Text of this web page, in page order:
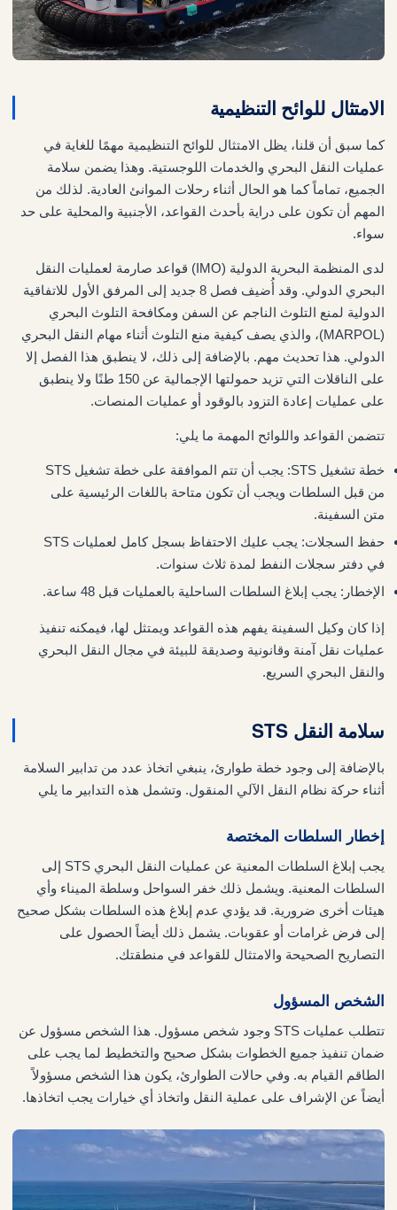
الامتثال للوائح التنظيمية
كما سبق أن قلنا، يظل الامتثال للوائح التنظيمية مهمًا للغاية في
عمليات النقل البحري والخدمات اللوجستية. وهذا يضمن سلامة
الجميع، تماماً كما هو الحال أثناء رحلات الموانئ العادية. لذلك من
المهم أن تكون على دراية بأحدث القواعد، الأجنبية والمحلية على حد
سواء.
لدى المنظمة البحرية الدولية (IMO) قواعد صارمة لعمليات النقل
البحري الدولي. وقد أُضيف فصل 8 جديد إلى المرفق الأول للاتفاقية
الدولية لمنع التلوث الناجم عن السفن ومكافحة التلوث البحري
(MARPOL)، والذي يصف كيفية منع التلوث أثناء مهام النقل البحري
الدولي. هذا تحديث مهم. بالإضافة إلى ذلك، لا ينطبق هذا الفصل إلا
على الناقلات التي تزيد حمولتها الإجمالية عن 150 طنًا ولا ينطبق
على عمليات إعادة التزود بالوقود أو عمليات المنصات.
تتضمن القواعد واللوائح المهمة ما يلي:
خطة تشغيل STS: يجب أن تتم الموافقة على خطة تشغيل STS
من قبل السلطات ويجب أن تكون متاحة باللغات الرئيسية على
متن السفينة.
حفظ السجلات: يجب عليك الاحتفاظ بسجل كامل لعمليات STS
في دفتر سجلات النفط لمدة ثلاث سنوات.
الإخطار: يجب إبلاغ السلطات الساحلية بالعمليات قبل 48 ساعة.
إذا كان وكيل السفينة يفهم هذه القواعد ويمتثل لها، فيمكنه تنفيذ
عمليات نقل آمنة وقانونية وصديقة للبيئة في مجال النقل البحري
والنقل البحري السريع.
سلامة النقل STS
بالإضافة إلى وجود خطة طوارئ، ينبغي اتخاذ عدد من تدابير السلامة
أثناء حركة نظام النقل الآلي المنقول. وتشمل هذه التدابير ما يلي
إخطار السلطات المختصة
يجب إبلاغ السلطات المعنية عن عمليات النقل البحري STS إلى
السلطات المعنية. ويشمل ذلك خفر السواحل وسلطة الميناء وأي
هيئات أخرى ضرورية. قد يؤدي عدم إبلاغ هذه السلطات بشكل صحيح
إلى فرض غرامات أو عقوبات. يشمل ذلك أيضاً الحصول على
التصاريح الصحيحة والامتثال للقواعد في منطقتك.
الشخص المسؤول
تتطلب عمليات STS وجود شخص مسؤول. هذا الشخص مسؤول عن
ضمان تنفيذ جميع الخطوات بشكل صحيح والتخطيط لما يجب على
الطاقم القيام به. وفي حالات الطوارئ، يكون هذا الشخص مسؤولاً
أيضاً عن الإشراف على عملية النقل واتخاذ أي خيارات يجب اتخاذها.